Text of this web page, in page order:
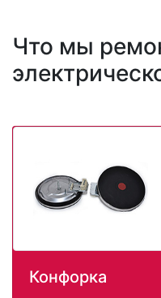
Что мы
Конфорка